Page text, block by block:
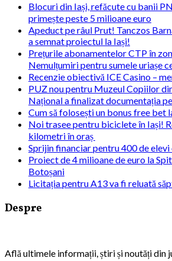
Blocuri din Iași, refăcute cu banii
primește peste 5 milioane euro
Apeduct pe râul Prut! Tanczos
a semnat proiectul la Iași!
Prețurile abonamentelor CTP în
Nemulțumiri pentru sumele uriașe
Recenzie obiectivă ICE Casino –
PUZ nou pentru Muzeul Copiilor
Național a finalizat documentația
Cum să folosești un bonus free bet
Noi trasee pentru biciclete în Iași!
kilometri în oraș
Sprijin financiar pentru 400 de elevi
Proiect de 4 milioane de euro la
Botoșani
Licitația pentru A13 va fi reluată
Despre
Află ultimele informații, știri și noutăți din